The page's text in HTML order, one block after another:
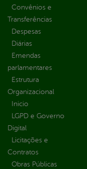
Convênios e
Transferências
Despesas
Diárias
Emendas
parlamentares
Estrutura
Organizacional
Inicio
LGPD e Governo
Digital
Licitações e
Contratos
Obras Públicas